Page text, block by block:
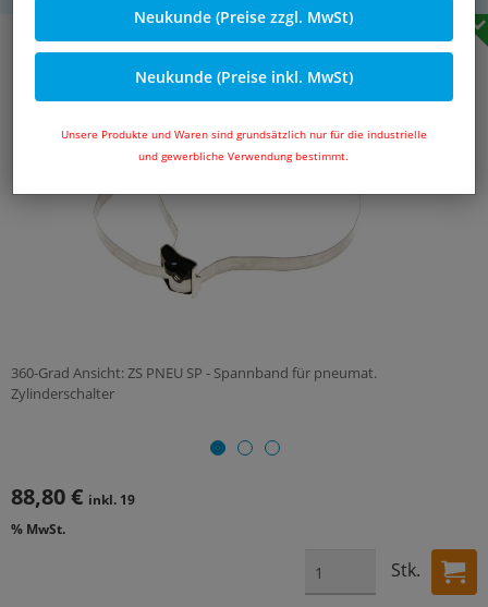
Neukunde (Preise zzgl. MwSt)
Neukunde (Preise inkl. MwSt)
Unsere Produkte und Waren sind grundsätzlich nur für die industrielle
und gewerbliche Verwendung bestimmt.
360-Grad Ansicht: ZS PNEU SP - Spannband für pneumat.
Zylinderschalter
88,80 € inkl. 19
% MwSt.
Stk.